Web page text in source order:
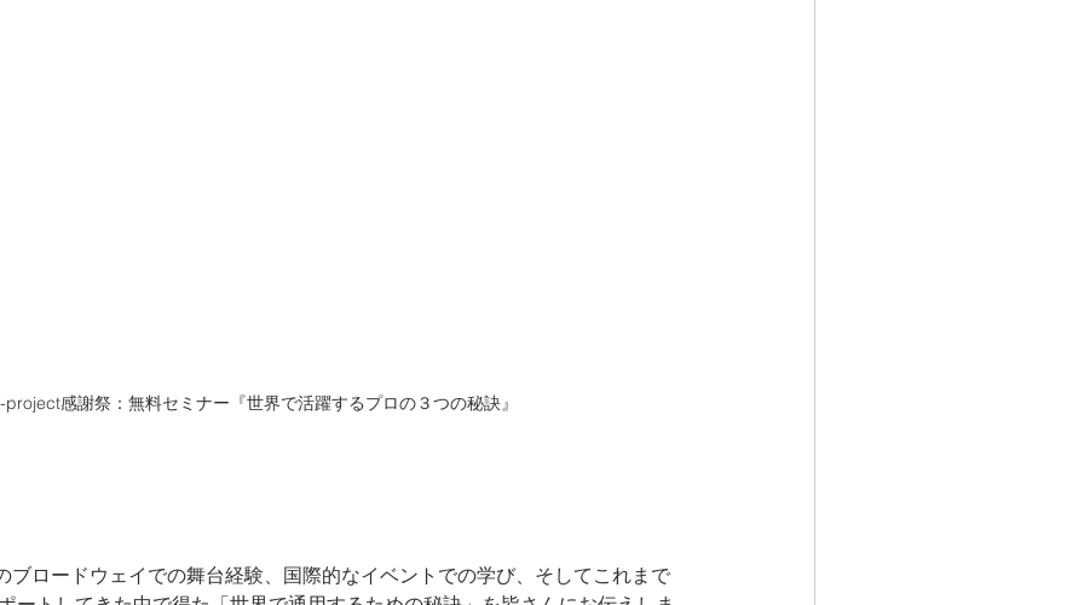
project感謝祭：無料セミナー『世界で活躍するプロの３つの秘訣』
ブロードウェイでの舞台経験、国際的なイベントでの学び、そしてこれまで